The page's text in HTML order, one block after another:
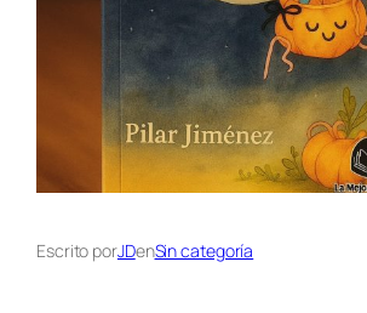
Escrito porJDenSin categoría